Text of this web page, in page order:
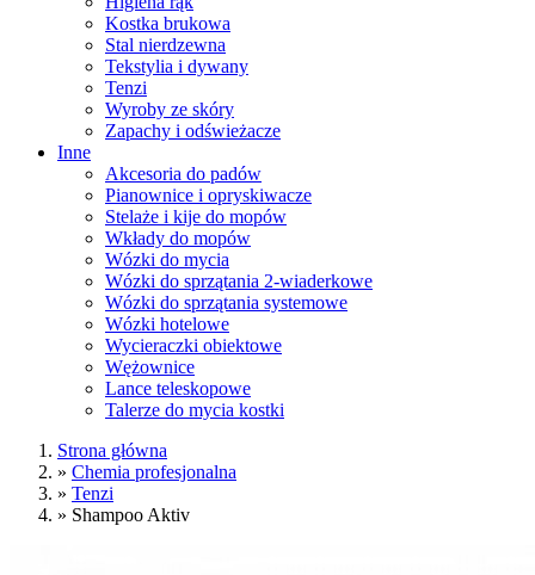
Kostka brukowa
Stal nierdzewna
Tekstylia i dywany
Tenzi
Wyroby ze skóry
Zapachy i odświeżacze
Inne
Akcesoria do padów
Pianownice i opryskiwacze
Stelaże i kije do mopów
Wkłady do mopów
Wózki do mycia
Wózki do sprzątania 2-wiaderkowe
Wózki do sprzątania systemowe
Wózki hotelowe
Wycieraczki obiektowe
Wężownice
Lance teleskopowe
Talerze do mycia kostki
Strona główna
» Chemia profesjonalna
» Tenzi
» Shampoo Aktiv